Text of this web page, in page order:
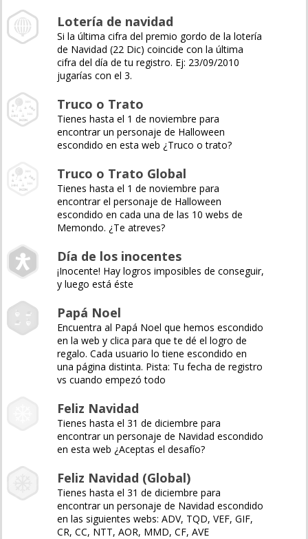
Lotería de navidad
Si la última cifra del premio gordo de la lotería
de Navidad (22 Dic) coincide con la última
cifra del día de tu registro. Ej: 23/09/2010
jugarías con el 3.
Truco o Trato
Tienes hasta el 1 de noviembre para
encontrar un personaje de Halloween
escondido en esta web ¿Truco o trato?
Truco o Trato Global
Tienes hasta el 1 de noviembre para
encontrar el personaje de Halloween
escondido en cada una de las 10 webs de
Memondo. ¿Te atreves?
Día de los inocentes
¡Inocente! Hay logros imposibles de conseguir,
y luego está éste
Papá Noel
Encuentra al Papá Noel que hemos escondido
en la web y clica para que te dé el logro de
regalo. Cada usuario lo tiene escondido en
una página distinta. Pista: Tu fecha de registro
vs cuando empezó todo
Feliz Navidad
Tienes hasta el 31 de diciembre para
encontrar un personaje de Navidad escondido
en esta web ¿Aceptas el desafío?
Feliz Navidad (Global)
Tienes hasta el 31 de diciembre para
encontrar un personaje de Navidad escondido
en las siguientes webs: ADV, TQD, VEF, GIF,
CR, CC, NTT, AOR, MMD, CF, AVE